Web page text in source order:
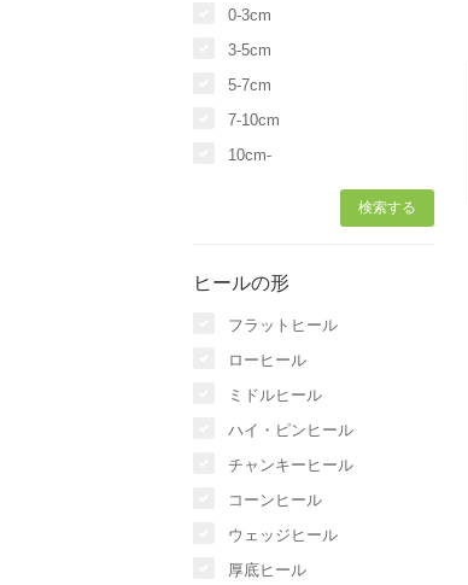
0-3cm
3-5cm
5-7cm
7-10cm
10cm-
ヒールの形
フラットヒール
ローヒール
ミドルヒール
ハイ・ピンヒール
チャンキーヒール
コーンヒール
ウェッジヒール
厚底ヒール